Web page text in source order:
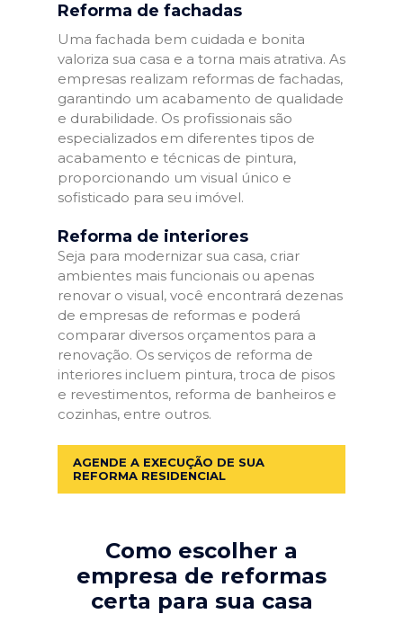
Reforma de fachadas
Uma fachada bem cuidada e bonita
valoriza sua casa e a torna mais atrativa. As
empresas realizam reformas de fachadas,
garantindo um acabamento de qualidade
e durabilidade. Os profissionais são
especializados em diferentes tipos de
acabamento e técnicas de pintura,
proporcionando um visual único e
sofisticado para seu imóvel.
Reforma de interiores
Seja para modernizar sua casa, criar
ambientes mais funcionais ou apenas
renovar o visual, você encontrará dezenas
de empresas de reformas e poderá
comparar diversos orçamentos para a
renovação. Os serviços de reforma de
interiores incluem pintura, troca de pisos
e revestimentos, reforma de banheiros e
cozinhas, entre outros.
AGENDE A EXECUÇÃO DE SUA
REFORMA RESIDENCIAL
Como escolher a
empresa de reformas
certa para sua casa